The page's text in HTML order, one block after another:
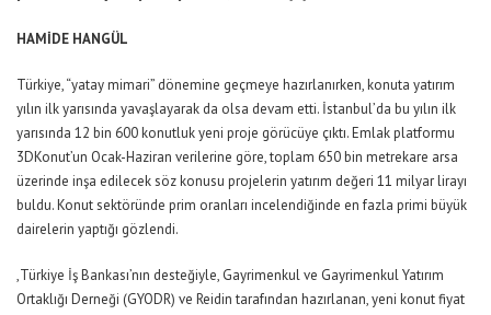
HAMİDE HANGÜL
Türkiye, “yatay mimari” dönemine geçmeye hazırlanırken, konuta yatırım
yılın ilk yarısında yavaşlayarak da olsa devam etti. İstanbul’da bu yılın ilk
yarısında 12 bin 600 konutluk yeni proje görücüye çıktı. Emlak platformu
3DKonut’un Ocak-Haziran verilerine göre, toplam 650 bin metrekare arsa
üzerinde inşa edilecek söz konusu projelerin yatırım değeri 11 milyar lirayı
buldu. Konut sektöründe prim oranları incelendiğinde en fazla primi büyük
dairelerin yaptığı gözlendi.
,Türkiye İş Bankası’nın desteğiyle, Gayrimenkul ve Gayrimenkul Yatırım
Ortaklığı Derneği (GYODR) ve Reidin tarafından hazırlanan, yeni konut fiyat